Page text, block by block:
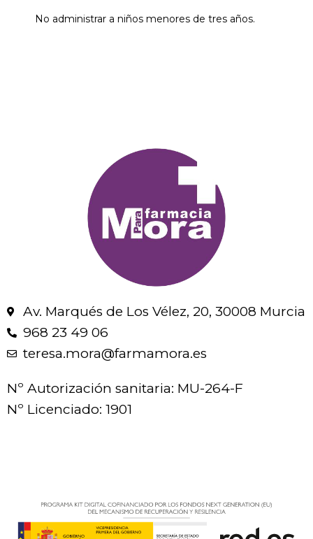
No administrar a niños menores de tres años.
Av. Marqués de Los Vélez, 20, 30008 Murcia
968 23 49 06
teresa.mora@farmamora.es
Nº Autorización sanitaria: MU-264-F
Nº Licenciado: 1901